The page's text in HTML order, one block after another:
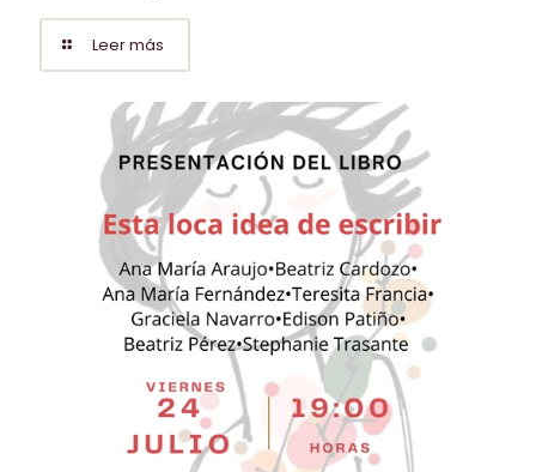
Leer más